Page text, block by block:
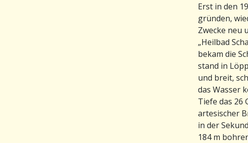
Erst in den
gründen,
Zwecke neu
„Heilbad
bekam die
stand in
und breit,
das Wasser
Tiefe das 26
artesischer
in der
184 m